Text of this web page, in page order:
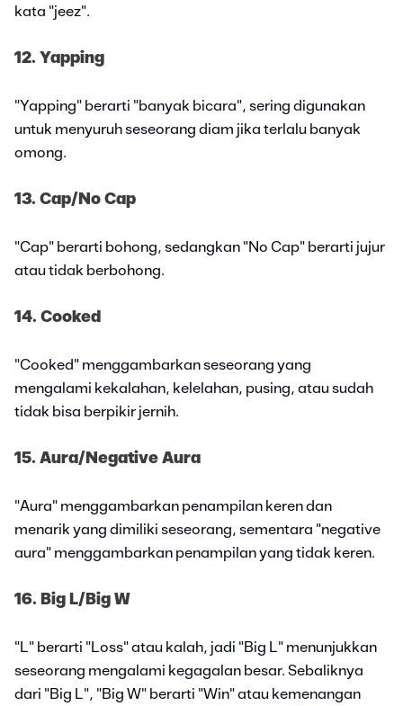
kata "jeez".
12. Yapping
"Yapping" berarti "banyak bicara", sering digunakan
untuk menyuruh seseorang diam jika terlalu banyak
omong.
13. Cap/No Cap
"Cap" berarti bohong, sedangkan "No Cap" berarti jujur
atau tidak berbohong.
14. Cooked
"Cooked" menggambarkan seseorang yang
mengalami kekalahan, kelelahan, pusing, atau sudah
tidak bisa berpikir jernih.
15. Aura/Negative Aura
"Aura" menggambarkan penampilan keren dan
menarik yang dimiliki seseorang, sementara "negative
aura" menggambarkan penampilan yang tidak keren.
16. Big L/Big W
"L" berarti "Loss" atau kalah, jadi "Big L" menunjukkan
seseorang mengalami kegagalan besar. Sebaliknya
dari "Big L", "Big W" berarti "Win" atau kemenangan